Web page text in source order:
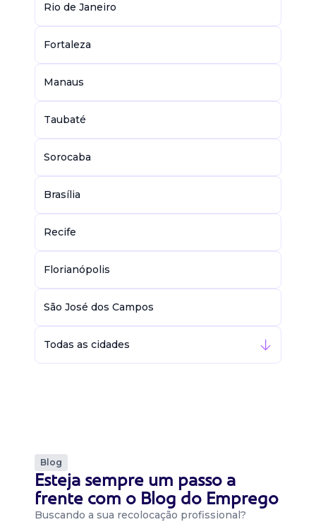
Rio de Janeiro
Fortaleza
Manaus
Taubaté
Sorocaba
Brasília
Recife
Florianópolis
São José dos Campos
Todas as cidades
Blog
Esteja sempre um passo a
frente com o Blog do Emprego
Buscando a sua recolocação profissional?